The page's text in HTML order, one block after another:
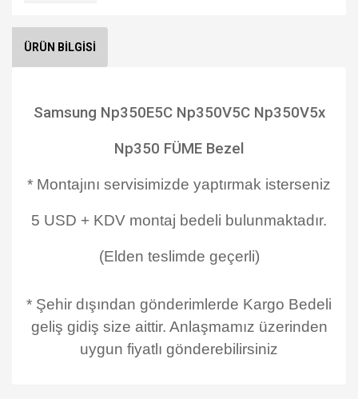
ÜRÜN BİLGİSİ
Samsung Np350E5C Np350V5C Np350V5x
Np350 FÜME Bezel
* Montajını servisimizde yaptırmak isterseniz
5 USD + KDV montaj bedeli bulunmaktadır.
(Elden teslimde geçerli)
* Şehir dışından gönderimlerde Kargo Bedeli
geliş gidiş size aittir. Anlaşmamız üzerinden
uygun fiyatlı gönderebilirsiniz